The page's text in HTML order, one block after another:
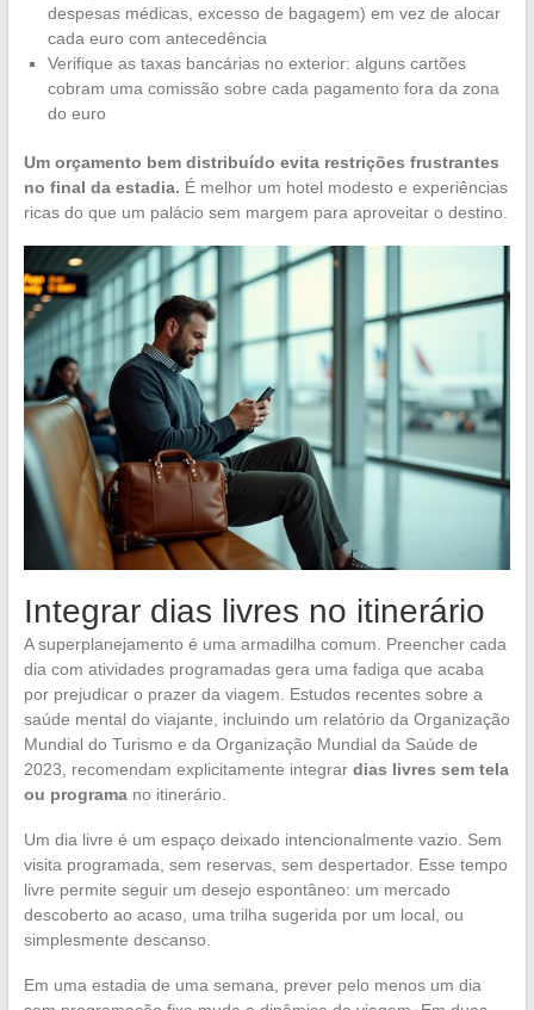
despesas médicas, excesso de bagagem) em vez de alocar
cada euro com antecedência
Verifique as taxas bancárias no exterior: alguns cartões
cobram uma comissão sobre cada pagamento fora da zona
do euro
Um orçamento bem distribuído evita restrições frustrantes
no final da estadia. É melhor um hotel modesto e experiências
ricas do que um palácio sem margem para aproveitar o destino.
Integrar dias livres no itinerário
A superplanejamento é uma armadilha comum. Preencher cada
dia com atividades programadas gera uma fadiga que acaba
por prejudicar o prazer da viagem. Estudos recentes sobre a
saúde mental do viajante, incluindo um relatório da Organização
Mundial do Turismo e da Organização Mundial da Saúde de
2023, recomendam explicitamente integrar dias livres sem tela
ou programano itinerário.
Um dia livre é um espaço deixado intencionalmente vazio. Sem
visita programada, sem reservas, sem despertador. Esse tempo
livre permite seguir um desejo espontâneo: um mercado
descoberto ao acaso, uma trilha sugerida por um local, ou
simplesmente descanso.
Em uma estadia de uma semana, prever pelo menos um dia